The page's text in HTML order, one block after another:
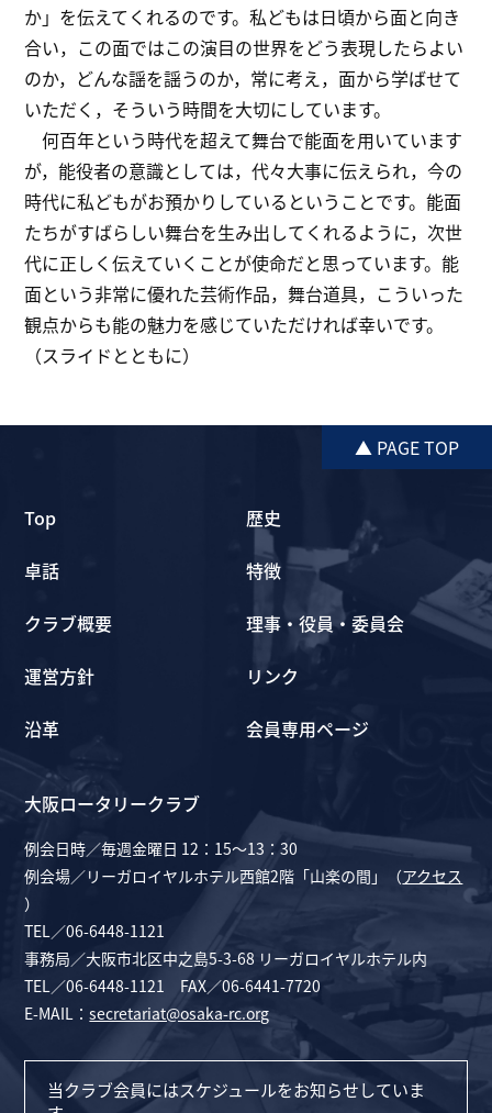
か」を伝えてくれるのです。私どもは日頃から面と向き
合い，この面ではこの演目の世界をどう表現したらよい
のか，どんな謡を謡うのか，常に考え，面から学ばせて
いただく，そういう時間を大切にしています。
何百年という時代を超えて舞台で能面を用いています
が，能役者の意識としては，代々大事に伝えられ，今の
時代に私どもがお預かりしているということです。能面
たちがすばらしい舞台を生み出してくれるように，次世
代に正しく伝えていくことが使命だと思っています。能
面という非常に優れた芸術作品，舞台道具，こういった
観点からも能の魅力を感じていただければ幸いです。
（スライドとともに）
▲ PAGE TOP
Top
卓話
クラブ概要
運営方針
沿革
歴史
特徴
理事・役員・委員会
リンク
会員専用ページ
大阪ロータリークラブ
例会日時／毎週金曜日 12：15～13：30
例会場／リーガロイヤルホテル西館2階「山楽の間」（アクセス
）
TEL／06-6448-1121
事務局／大阪市北区中之島5-3-68 リーガロイヤルホテル内
TEL／06-6448-1121 FAX／06-6441-7720
E-MAIL：secretariat@osaka-rc.org
当クラブ会員にはスケジュールをお知らせしていま